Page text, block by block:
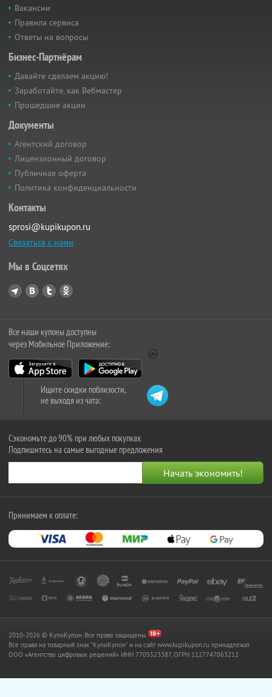
Вакансии
Правила сервиса
Ответы на вопросы
Бизнес-Партнёрам
Давайте сделаем акцию!
Заработайте, как Вебмастер
Прошедшие акции
Документы
Агентский договор
Лицензионный договор
Публичная оферта
Политика конфиденциальности
Контакты
sprosi@kupikupon.ru
Связаться с нами
Мы в Соцсетях
Все наши купоны доступны
через Мобильное Приложение:
Ищите скидки поблизости,
не выходя из чата:
Сэкономьте до 90% при любых покупках
Подпишитесь на самые выгодные предложения
Принимаем к оплате:
2010-2026 © КупиКупон. Все права защищены.
Все права на товарный знак "КупиКупон" и на сайт www.kupikupon.ru принадлежат
OOO «Агентство цифровых решений» ИНН 7705523387, ОГРН 1127747063212